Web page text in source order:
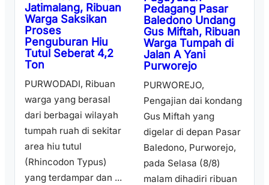
Jatimalang, Ribuan
Warga Saksikan
Proses
Penguburan Hiu
Tutul Seberat 4,2
Ton
PURWODADI, Ribuan
warga yang berasal
dari berbagai wilayah
tumpah ruah di sekitar
area hiu tutul
(Rhincodon Typus)
yang terdampar dan ...
Pedagang Pasar
Baledono Undang
Gus Miftah, Ribuan
Warga Tumpah di
Jalan A Yani
Purworejo
PURWOREJO,
Pengajian dai kondang
Gus Miftah yang
digelar di depan Pasar
Baledono, Purworejo,
pada Selasa (8/8)
malam dihadiri ribuan